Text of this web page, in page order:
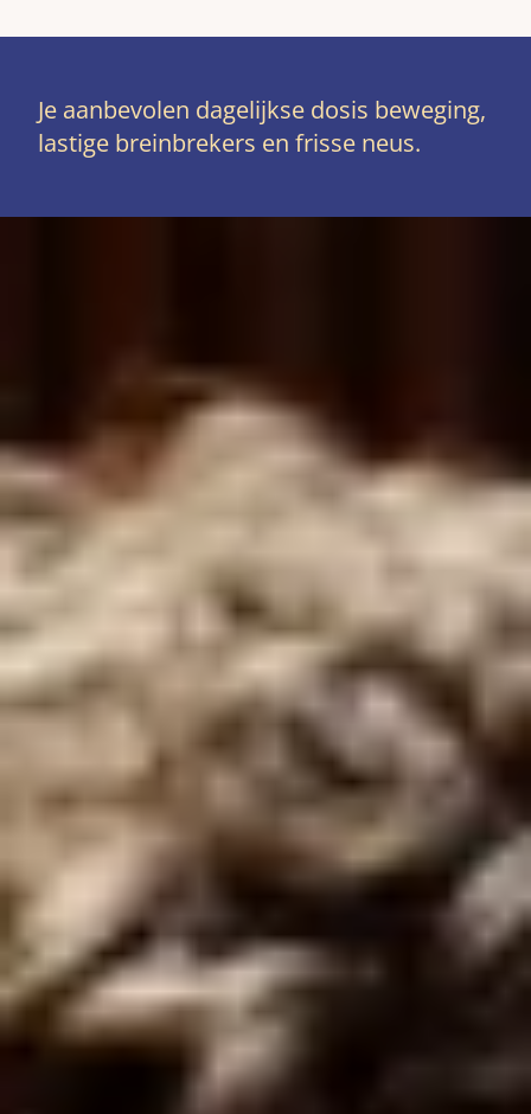
Je aanbevolen dagelijkse dosis beweging,
lastige breinbrekers en frisse neus.